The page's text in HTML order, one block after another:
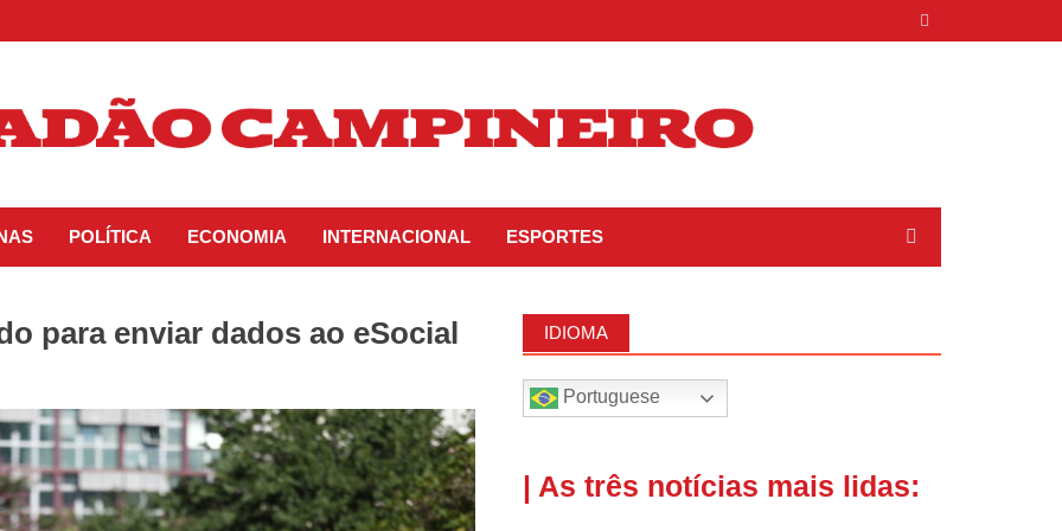
POLÍTICA ECONOMIA INTERNACIONAL ESPORTES
para enviar dados ao eSocial IDIOMA
Portuguese
| As três notícias mais lidas: